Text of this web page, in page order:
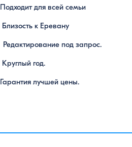
Подходит для всей семьи
Близость к Еревану
Редактирование под запрос.
Круглый год.
Гарантия лучшей цены.